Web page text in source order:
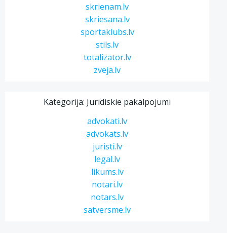
skrienam.lv
skriesana.lv
sportaklubs.lv
stils.lv
totalizator.lv
zveja.lv
Kategorija: Juridiskie pakalpojumi
advokati.lv
advokats.lv
juristi.lv
legal.lv
likums.lv
notari.lv
notars.lv
satversme.lv